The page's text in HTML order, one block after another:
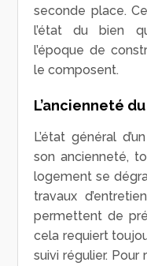
seconde place.
l’état du bien
l’époque de
le composent.
L’ancienneté
L’état général
son ancienneté,
logement se
travaux
permettent de
cela requiert
suivi régulier. Pour